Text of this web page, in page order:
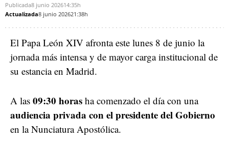
Publicada8 junio 202614:35h
Actualizada8 junio 202621:38h
El Papa León XIV afronta este lunes 8 de junio la
jornada más intensa y de mayor carga institucional de
su estancia en Madrid.
A las 09:30 horas ha comenzado el día con una
audiencia privada con el presidente del Gobierno
en la Nunciatura Apostólica.